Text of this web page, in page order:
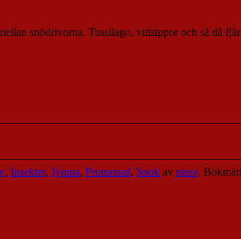
snödrivorna. Tussilago, vitisippor och så då
, Insekter, Jympa, Promenad, Snok av nisse.